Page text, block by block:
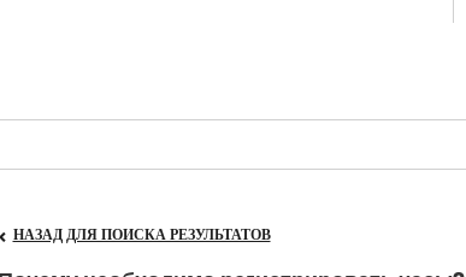
НАЗАД ДЛЯ ПОИСКА РЕЗУЛЬТАТОВ